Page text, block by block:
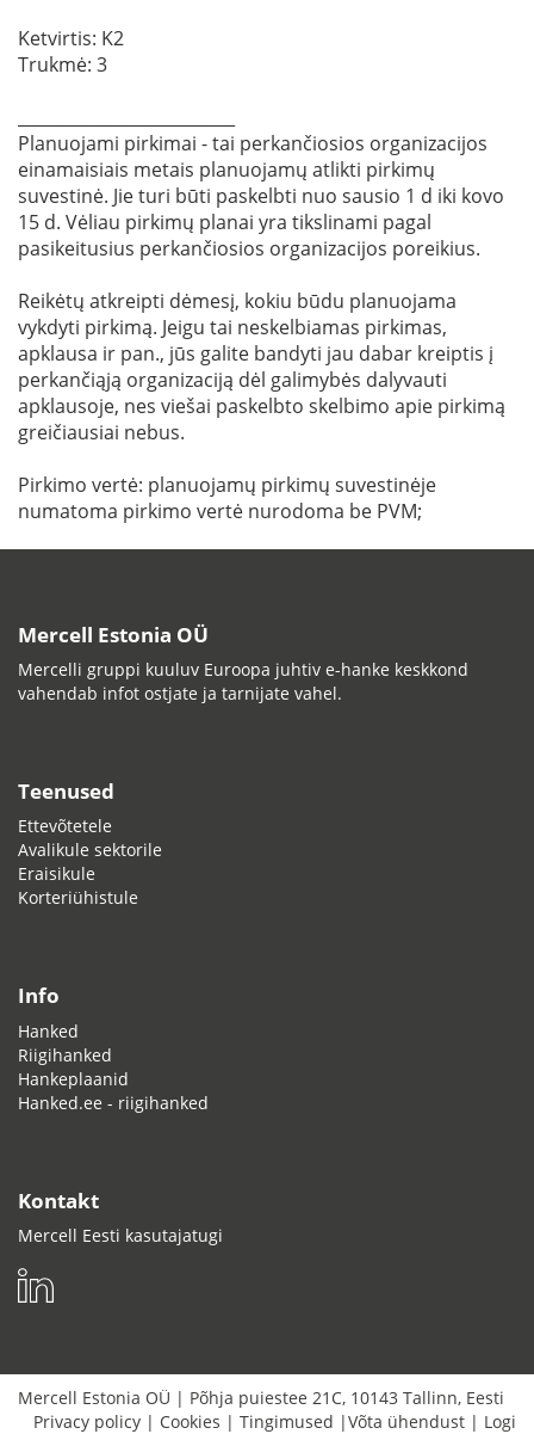
Ketvirtis: K2
Trukmė: 3
Planuojami pirkimai - tai perkančiosios organizacijos
einamaisiais metais planuojamų atlikti pirkimų
suvestinė. Jie turi būti paskelbti nuo sausio 1 d iki kovo
15 d. Vėliau pirkimų planai yra tikslinami pagal
pasikeitusius perkančiosios organizacijos poreikius.
Reikėtų atkreipti dėmesį, kokiu būdu planuojama
vykdyti pirkimą. Jeigu tai neskelbiamas pirkimas,
apklausa ir pan., jūs galite bandyti jau dabar kreiptis į
perkančiąją organizaciją dėl galimybės dalyvauti
apklausoje, nes viešai paskelbto skelbimo apie pirkimą
greičiausiai nebus.
Pirkimo vertė: planuojamų pirkimų suvestinėje
numatoma pirkimo vertė nurodoma be PVM;
Mercell Estonia OÜ
Mercelli gruppi kuuluv Euroopa juhtiv e-hanke keskkond
vahendab infot ostjate ja tarnijate vahel.
Teenused
Ettevõtetele
Avalikule sektorile
Eraisikule
Korteriühistule
Info
Hanked
Riigihanked
Hankeplaanid
Hanked.ee - riigihanked
Kontakt
Mercell Eesti kasutajatugi
Mercell Estonia OÜ | Põhja puiestee 21C, 10143 Tallinn, Eesti
Privacy policy | Cookies | Tingimused |Võta ühendust | Logi